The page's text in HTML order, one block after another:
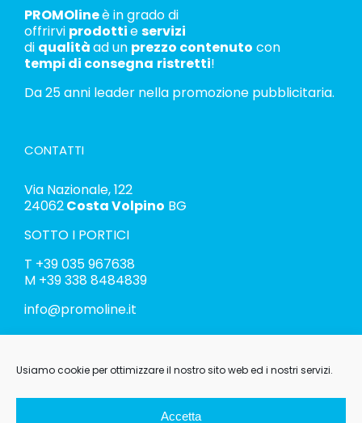
Usiamo cookie per ottimizzare il nostro sito web ed i nostri servizi.
Accetta
PROMOlineè in grado di
offrirvi prodottieservizi
di qualitàad un prezzo contenuto con
tempi di consegna ristretti!
Da 25 anni leader nella promozione pubblicitaria.
CONTATTI
Via Nazionale, 122
24062Costa Volpino BG
SOTTO I PORTICI
T +39 035 967638
M +39 338 8484839
info@promoline.it